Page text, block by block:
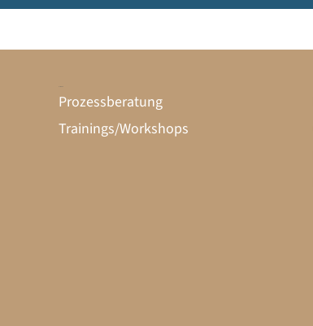
Prozessberatung
Trainings/Workshops